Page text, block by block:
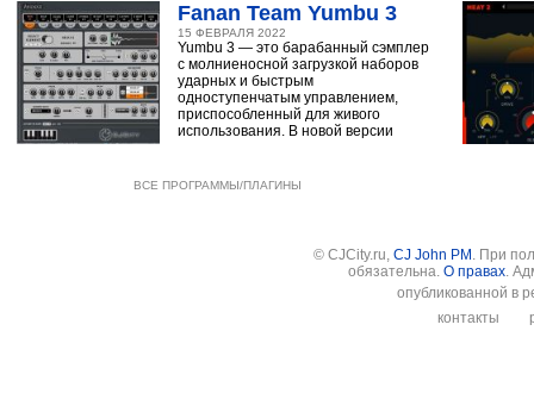
Fanan Team Yumbu 3
15 ФЕВРАЛЯ 2022
Yumbu 3 — это барабанный сэмплер
с молниеносной загрузкой наборов
ударных и быстрым
одноступенчатым управлением,
приспособленный для живого
использования. В новой версии
ВСЕ ПРОГРАММЫ/ПЛАГИНЫ
© CJCity.ru, CJ John PM . При
обязательна. О правах.
опубликованной в
контакты